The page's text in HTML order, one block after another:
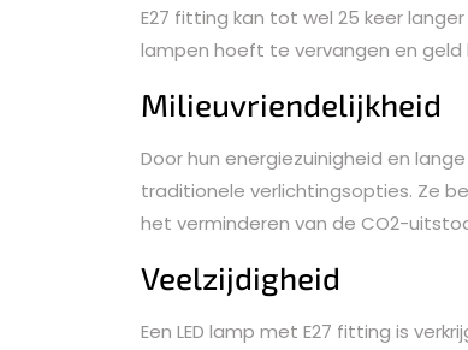
E27 fitting kan tot wel 25 keer
lampen hoeft te vervangen en
Milieuvriendelijkheid
Door hun energiezuinigheid en
traditionele verlichtingsopties. Ze
het verminderen van de CO2-
Veelzijdigheid
Een LED lamp met E27 fitting is